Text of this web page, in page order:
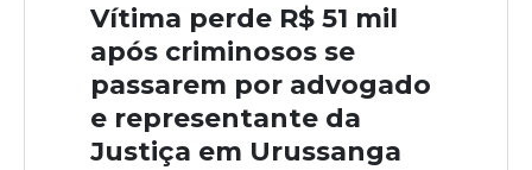
Vítima perde R$ 51 mil
após criminosos se
passarem por advogado
e representante da
Justiça em Urussanga